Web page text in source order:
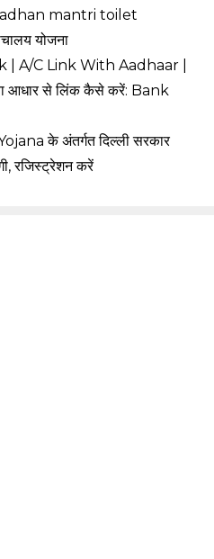
mantri toilet
योजना
| A/C Link With Aadhaar |
आधार से लिंक कैसे करें: Bank
के अंतर्गत दिल्ली सरकार
रजिस्ट्रेशन करें